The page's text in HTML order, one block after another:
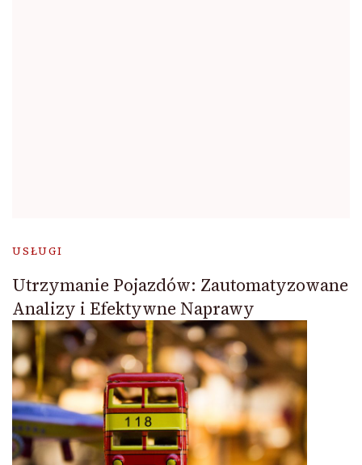
USŁUGI
Utrzymanie Pojazdów: Zautomatyzowane
Analizy i Efektywne Naprawy